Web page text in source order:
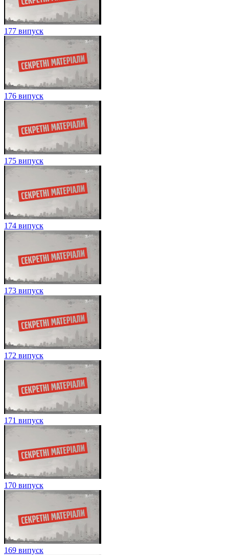
177 випуск
176 випуск
175 випуск
174 випуск
173 випуск
172 випуск
171 випуск
170 випуск
169 випуск